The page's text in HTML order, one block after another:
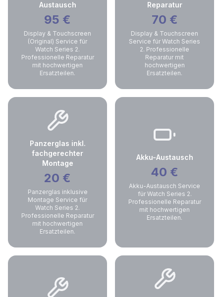
Austausch
95 €
Display & Touchscreen
(Original) Service für
Watch Series 2.
Professionelle Reparatur
mit hochwertigen
Ersatzteilen.
Reparatur
70 €
Display & Touchscreen
Service für Watch Series
2. Professionelle
Reparatur mit
hochwertigen
Ersatzteilen.
Panzerglas inkl.
fachgerechter
Montage
20 €
Panzerglas inklusive
Montage Service für
Watch Series 2.
Professionelle Reparatur
mit hochwertigen
Ersatzteilen.
Akku-Austausch
40 €
Akku-Austausch Service
für Watch Series 2.
Professionelle Reparatur
mit hochwertigen
Ersatzteilen.